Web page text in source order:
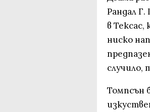
Рандал
в
ниско
случило,
Томпсън